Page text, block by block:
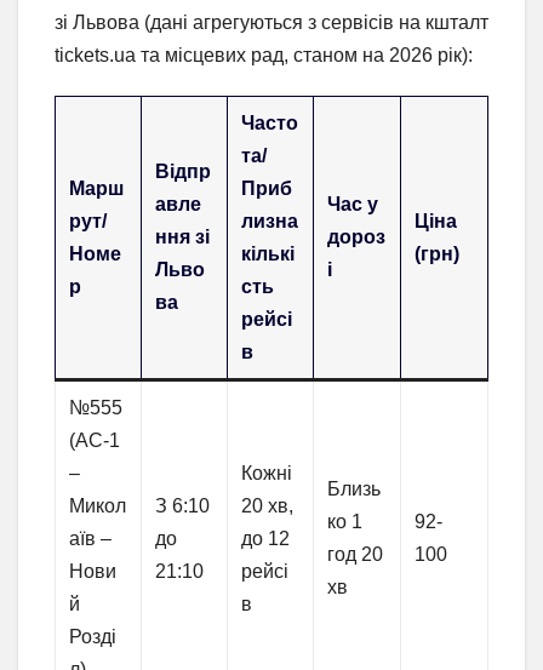
зі Львова (дані агрегуються з сервісів на кшталт
tickets.ua та місцевих рад, станом на 2026 рік):
Марш
рут/
Номе
р
Відпр
авле
ння зі
Льво
ва
Часто
та/
Приб
лизна
кількі
сть
рейсі
в
Час у
дороз
і
Ціна
(грн)
№555
(АС-1
–
Микол
аїв –
Нови
й
Розді
З 6:10
до
21:10
Кожні
20 хв,
до 12
рейсі
в
Близь
ко 1
год 20
хв
92-
100